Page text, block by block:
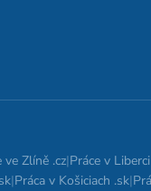
ve Zlíně .cz|Práce v
|Práca v Košiciach .sk|